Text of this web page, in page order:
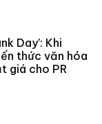
Day’: Khi
thức văn hóa
giá cho PR